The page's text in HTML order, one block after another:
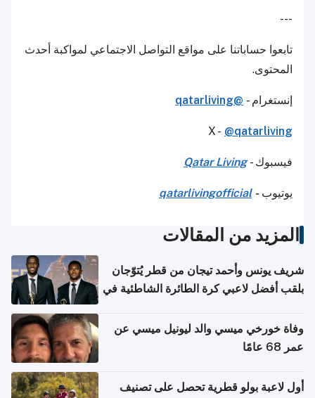
---
تابعوا حساباتنا على مواقع التواصل الاجتماعي لمواكبة أحدث
المحتوى.
إنستغرام - @qatarliving
X - @qatarliving
فيسبوك -Qatar Living
يوتيوب-
qatarlivingofficial
المزيد من المقالات
شريف يونس وأحمد تيجان من قطر يُتوّجان
بلقب أفضل لاعبي كرة الطائرة الشاطئية في
وفاة خورخي ميسي والد ليونيل ميسي عن
عمر 68 عامًا
أول لاعبة بولو قطرية تحصل على تصنيف